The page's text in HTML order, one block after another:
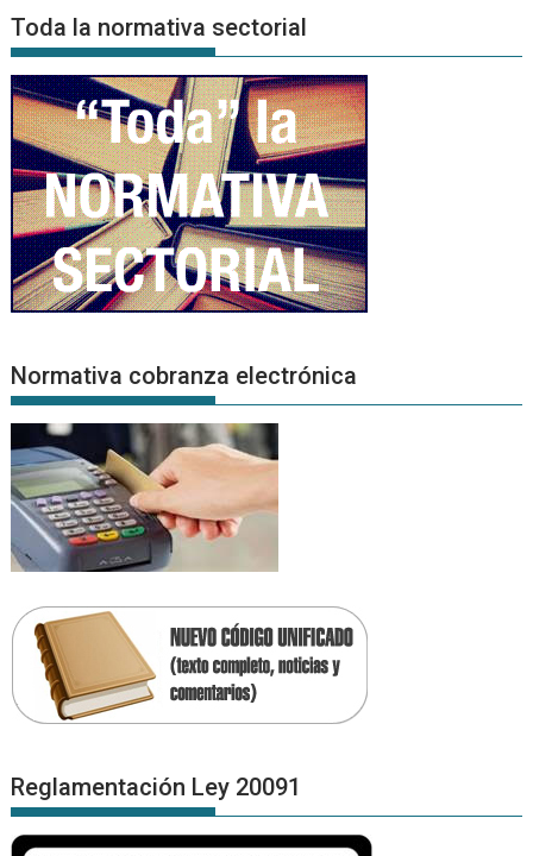
Noticias
Toda la normativa sectorial
Normativa cobranza electrónica
Reglamentación Ley 20091